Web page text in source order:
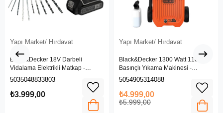
Yapı Market/ Hırdavat
Black&Decker 18V Darbeli
Vidalama Elektrikli Matkap -
BDCHD18SC1K-QW
5035048833803
₺3.999,00
Yapı Market/ Hırdavat
Black&Decker 1300 Watt 110 Bar
Basınçlı Yıkama Makinesi -
(BEPW1300L-QS)
5054905314088
₺4.999,00
₺5.999,00